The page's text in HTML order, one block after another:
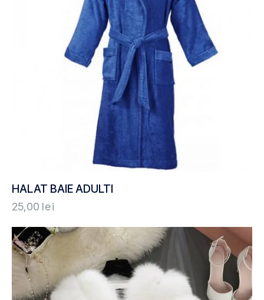
HALAT BAIE ADULTI
25,00 lei